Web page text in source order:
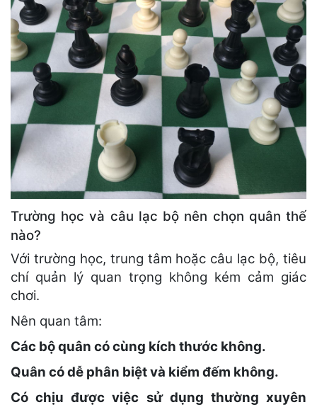
Trường học và câu lạc bộ nên chọn quân thế
nào?
Với trường học, trung tâm hoặc câu lạc bộ, tiêu
chí quản lý quan trọng không kém cảm giác
chơi.
Nên quan tâm:
Các bộ quân có cùng kích thước không.
Quân có dễ phân biệt và kiểm đếm không.
Có chịu được việc sử dụng thường xuyên